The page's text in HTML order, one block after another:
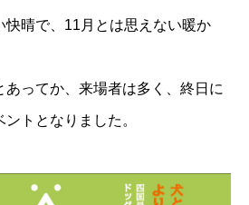
快晴で、11月とは思えない暖か
ってか、来場者は多く、終日に
トとなりました。